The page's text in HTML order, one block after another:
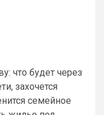
что будет через
захочется
семейное